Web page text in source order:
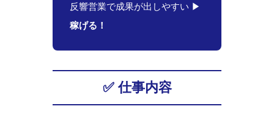
反響営業で成果が出しやすい ▶
稼げる！
✅ 仕事内容